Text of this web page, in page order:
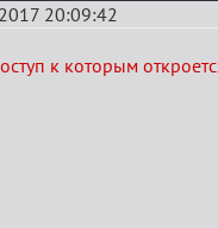
20:09:42
к которым